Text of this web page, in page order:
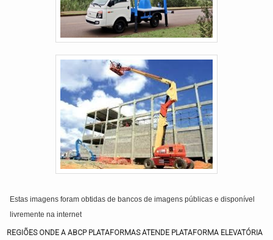
Estas imagens foram obtidas de bancos de imagens públicas e disponível
livremente na internet
REGIÕES ONDE A ABCP PLATAFORMAS ATENDE PLATAFORMA ELEVATÓRIA